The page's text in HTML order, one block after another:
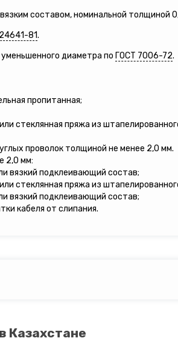
составом, номинальной толщиной
81.
диаметра по ГОСТ 7006-72.
пропитанная;
стеклянная пряжа из
проволок толщиной не менее 2,0 мм.
2,0 мм:
вязкий подклеивающий состав;
стеклянная пряжа из
вязкий подклеивающий состав;
кабеля от слипания.
Казахстане